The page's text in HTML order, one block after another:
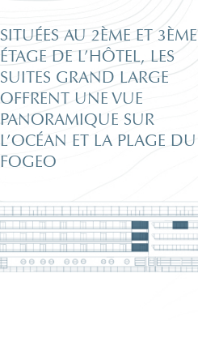
RÉSIDEZ
MIRAMAR LA CIGALE
RÉSERVER SUR LE SITE
SITUÉES AU 2ÈME ET 3ÈME
ÉTAGE DE L’HÔTEL, LES
SUITES GRAND LARGE
OFFRENT UNE VUE
PANORAMIQUE SUR
L’OCÉAN ET LA PLAGE DU
FOGEO